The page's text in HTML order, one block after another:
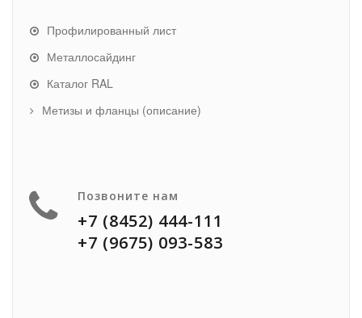
Профилированный лист
Металлосайдинг
Каталог RAL
Метизы и фланцы (описание)
Позвоните нам
+7 (8452) 444-111
+7 (9675) 093-583